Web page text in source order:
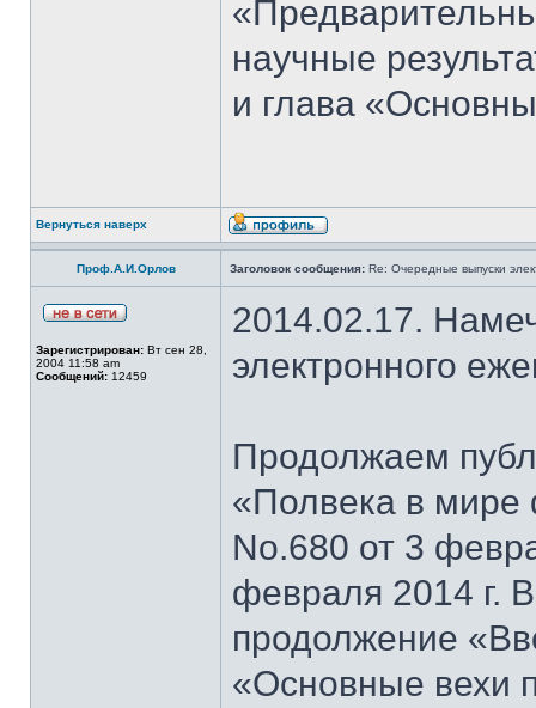
научные
и глава
Вернуться наверх
Проф.А.И.Орлов Заголовок сообщения: Re: Очередные выпуски
Зарегистрирован: Вт сен 28,
2004 11:58 am
Сообщений: 12459
2014.02.17.
электронного
Продолжаем
«Полвека в мире
No.680 от 3
февраля 2014 г.
продолжение
«Основные вехи